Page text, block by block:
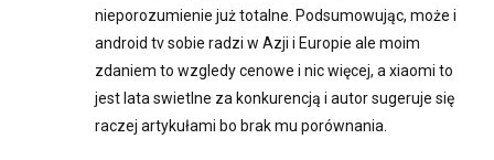
nieporozumienie już totalne. Podsumowując, może i
android tv sobie radzi w Azji i Europie ale moim
zdaniem to wzgledy cenowe i nic więcej, a xiaomi to
jest lata swietlne za konkurencją i autor sugeruje się
raczej artykułami bo brak mu porównania.